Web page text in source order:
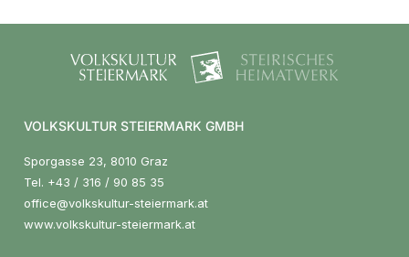
VOLKSKULTUR STEIERMARK GMBH
Sporgasse 23, 8010 Graz
Tel. +43 / 316 / 90 85 35
office@volkskultur-steiermark.at
www.volkskultur-steiermark.at